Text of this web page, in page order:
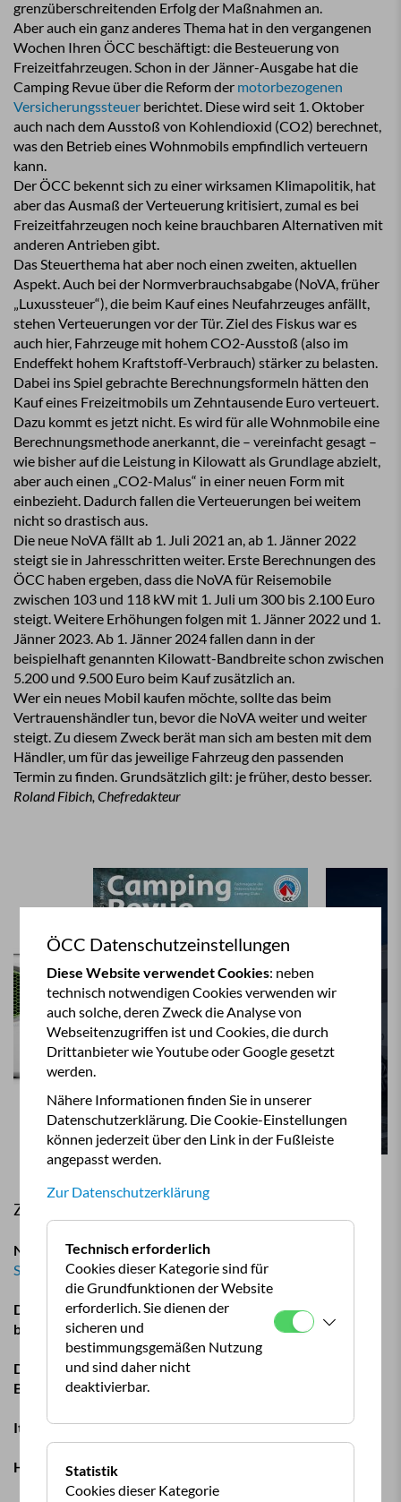
grenzüberschreitenden Erfolg der Maßnahmen an.
Aber auch ein ganz anderes Thema hat in den vergangenen
Wochen Ihren ÖCC beschäftigt: die Besteuerung von
Freizeitfahrzeugen. Schon in der Jänner-Ausgabe hat die
Camping Revue über die Reform der motorbezogenen
Versicherungssteuer berichtet. Diese wird seit 1. Oktober
auch nach dem Ausstoß von Kohlendioxid (CO2) berechnet,
was den Betrieb eines Wohnmobils empfindlich verteuern
kann.
Der ÖCC bekennt sich zu einer wirksamen Klimapolitik, hat
aber das Ausmaß der Verteuerung kritisiert, zumal es bei
Freizeitfahrzeugen noch keine brauchbaren Alternativen mit
anderen Antrieben gibt.
Das Steuerthema hat aber noch einen zweiten, aktuellen
Aspekt. Auch bei der Normverbrauchsabgabe (NoVA, früher
„Luxussteuer“), die beim Kauf eines Neufahrzeuges anfällt,
stehen Verteuerungen vor der Tür. Ziel des Fiskus war es
auch hier, Fahrzeuge mit hohem CO2-Ausstoß (also im
Endeffekt hohem Kraftstoff-Verbrauch) stärker zu belasten.
Dabei ins Spiel gebrachte Berechnungsformeln hätten den
Kauf eines Freizeitmobils um Zehntausende Euro verteuert.
Dazu kommt es jetzt nicht. Es wird für alle Wohnmobile eine
Berechnungsmethode anerkannt, die – vereinfacht gesagt –
wie bisher auf die Leistung in Kilowatt als Grundlage abzielt,
aber auch einen „CO2-Malus“ in einer neuen Form mit
einbezieht. Dadurch fallen die Verteuerungen bei weitem
nicht so drastisch aus.
Die neue NoVA fällt ab 1. Juli 2021 an, ab 1. Jänner 2022
steigt sie in Jahresschritten weiter. Erste Berechnungen des
ÖCC haben ergeben, dass die NoVA für Reisemobile
zwischen 103 und 118 kW mit 1. Juli um 300 bis 2.100 Euro
steigt. Weitere Erhöhungen folgen mit 1. Jänner 2022 und 1.
Jänner 2023. Ab 1. Jänner 2024 fallen dann in der
beispielhaft genannten Kilowatt-Bandbreite schon zwischen
5.200 und 9.500 Euro beim Kauf zusätzlich an.
Wer ein neues Mobil kaufen möchte, sollte das beim
Vertrauenshändler tun, bevor die NoVA weiter und weiter
steigt. Zu diesem Zweck berät man sich am besten mit dem
Händler, um für das jeweilige Fahrzeug den passenden
Termin zu finden. Grundsätzlich gilt: je früher, desto besser.
Roland Fibich, Chefredakteur
Zu lesen in der neuen Camping Revue 2/2021:
Neue Vorteilspartner beim ÖCC:
SolutionsundSchweißtechnik Lambach
Die Camping-Trends 2021 – Was die Hersteller heuer zu
bieten haben.
Duett der Spitzenklasse – Hymer B-Klasse auf Mercedes-
Basis.
Italienische Eleganz –Der Krosser 86 von Mobilvetta.
Hund an Bord –Was so ein Waumobil wirklich kann
ÖCC Datenschutzeinstellungen
Diese Website verwendet Cookies: neben
technisch notwendigen Cookies verwenden wir
auch solche, deren Zweck die Analyse von
Webseitenzugriffen ist und Cookies, die durch
Drittanbieter wie Youtube oder Google gesetzt
werden.
Nähere Informationen finden Sie in unserer
Datenschutzerklärung. Die Cookie-Einstellungen
können jederzeit über den Link in der Fußleiste
angepasst werden.
Zur Datenschutzerklärung
Technisch erforderlich
Cookies dieser Kategorie sind für
die Grundfunktionen der Website
erforderlich. Sie dienen der
sicheren und
bestimmungsgemäßen Nutzung
und sind daher nicht
deaktivierbar.
Statistik
Cookies dieser Kategorie